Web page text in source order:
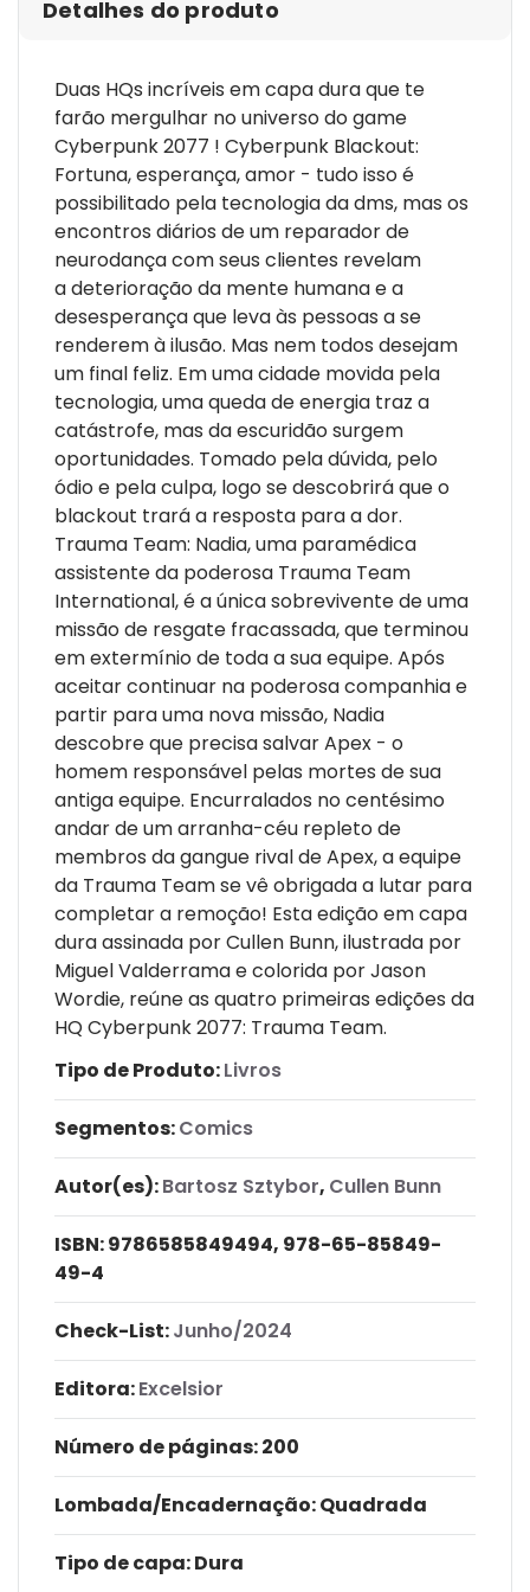
a remoção! Esta edição em capa dura assinada por
HQ Cyberpunk 2077: Trauma Team.
Detalhes do produto
Duas HQs incríveis em capa dura que te
farão mergulhar no universo do game
Cyberpunk 2077 ! Cyberpunk Blackout:
Fortuna, esperança, amor - tudo isso é
possibilitado pela tecnologia da dms, mas os
encontros diários de um reparador de
neurodança com seus clientes revelam
a deterioração da mente humana e a
desesperança que leva às pessoas a se
renderem à ilusão. Mas nem todos desejam
um final feliz. Em uma cidade movida pela
tecnologia, uma queda de energia traz a
catástrofe, mas da escuridão surgem
oportunidades. Tomado pela dúvida, pelo
ódio e pela culpa, logo se descobrirá que o
blackout trará a resposta para a dor.
Trauma Team: Nadia, uma paramédica
assistente da poderosa Trauma Team
International, é a única sobrevivente de uma
missão de resgate fracassada, que terminou
em extermínio de toda a sua equipe. Após
aceitar continuar na poderosa companhia e
partir para uma nova missão, Nadia
descobre que precisa salvar Apex - o
homem responsável pelas mortes de sua
antiga equipe. Encurralados no centésimo
andar de um arranha-céu repleto de
membros da gangue rival de Apex, a equipe
da Trauma Team se vê obrigada a lutar para
completar a remoção! Esta edição em capa
dura assinada por Cullen Bunn, ilustrada por
Miguel Valderrama e colorida por Jason
Wordie, reúne as quatro primeiras edições da
HQ Cyberpunk 2077: Trauma Team.
Tipo de Produto:Livros
Segmentos:Comics
Autor(es):Bartosz Sztybor, Cullen Bunn
ISBN:9786585849494, 978-65-85849-
49-4
Check-List:Junho/2024
Editora:Excelsior
Número de páginas: 200
Lombada/Encadernação: Quadrada
Tipo de capa:Dura